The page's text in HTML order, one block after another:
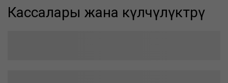
Кассалары жана өкүлчүлүктөрү